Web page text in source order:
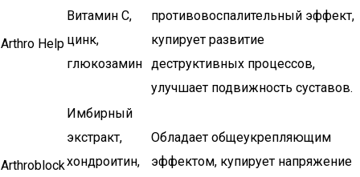
Arthro Help
Витамин С,
цинк,
глюкозамин
противовоспалительный эффект,
купирует развитие
деструктивных процессов,
улучшает подвижность суставов.
Arthroblock
Имбирный
экстракт,
хондроитин,
Обладает общеукрепляющим
эффектом, купирует напряжение